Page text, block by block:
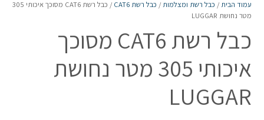
עמוד הבית/ כבל רשת ומצלמות/ כבל רשת CAT6
/ כבל רשת CAT6 מסוכך איכותי 305
מטר נחושת LUGGAR
כבל רשת CAT6 מסוכך
איכותי 305 מטר נחושת
LUGGAR